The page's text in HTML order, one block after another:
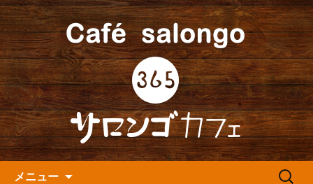
人形町の『365(サロンゴ)カフ
ェ』よりお知らせ
人形町の音楽カフェ『365カフェ』より
最新情報をお届けします。
メニュー
検